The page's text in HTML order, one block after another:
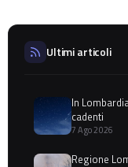
Ultimi articoli
In
cadenti
7 Ago 2026
Regione